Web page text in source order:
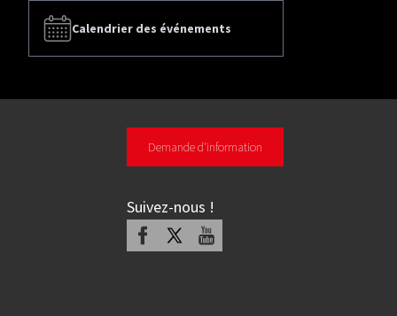
Calendrier des événements
Demande d'information
Suivez-nous !
Facebook Youtube